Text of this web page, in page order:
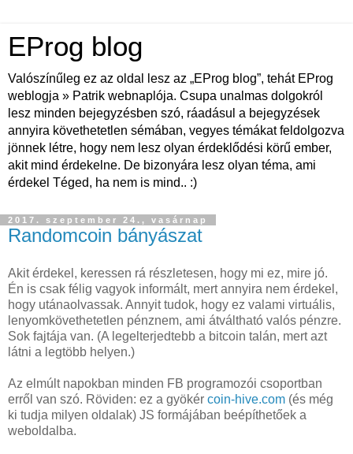
EProg blog
Valószínűleg ez az oldal lesz az „EProg blog”, tehát EProg
weblogja » Patrik webnaplója. Csupa unalmas dolgokról
lesz minden bejegyzésben szó, ráadásul a bejegyzések
annyira követhetetlen sémában, vegyes témákat feldolgozva
jönnek létre, hogy nem lesz olyan érdeklődési körű ember,
akit mind érdekelne. De bizonyára lesz olyan téma, ami
érdekel Téged, ha nem is mind.. :)
2017. szeptember 24., vasárnap
Randomcoin bányászat
Akit érdekel, keressen rá részletesen, hogy mi ez, mire jó.
Én is csak félig vagyok informált, mert annyira nem érdekel,
hogy utánaolvassak. Annyit tudok, hogy ez valami virtuális,
lenyomkövethetetlen pénznem, ami átváltható valós pénzre.
Sok fajtája van. (A legelterjedtebb a bitcoin talán, mert azt
látni a legtöbb helyen.)
Az elmúlt napokban minden FB programozói csoportban
erről van szó. Röviden: ez a gyökér coin-hive.com (és még
ki tudja milyen oldalak) JS formájában beépíthetőek a
weboldalba.